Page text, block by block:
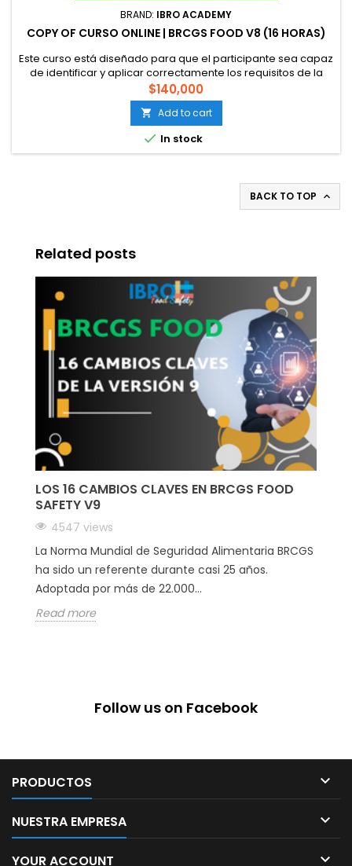
BRAND: IBRO ACADEMY
COPY OF CURSO ONLINE | BRCGS FOOD V8 (16 HORAS)
Este curso está diseñado para que el participante sea capaz
de identificar y aplicar correctamente los requisitos de la
norma BRCGS Food Versión 8 en la producción de alimentos,
todo esto bajo un sistema de calidad e inocuidad con
orientación preventiva, basado en los peligros y riesgos de
calidad e inocuidad alimentaria, fraude alimentario con
enfoque...
$140,000
 Add to cart
 In stock
BACK TO TOP 
Related posts
LOS 16 CAMBIOS CLAVES EN BRCGS FOOD
SAFETY V9
4547 views
La Norma Mundial de Seguridad Alimentaria BRCGS
ha sido un referente durante casi 25 años.
Adoptada por más de 22.000...
Read more
Follow us on Facebook
PRODUCTOS 
NUESTRA EMPRESA 
YOUR ACCOUNT 